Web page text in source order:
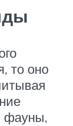
то оно
фауны,